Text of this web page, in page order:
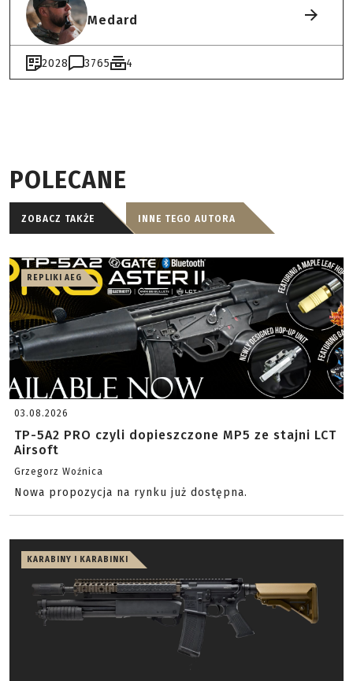
Medard
2028 3765 4
POLECANE
ZOBACZ TAKŻE INNE TEGO AUTORA
REPLIKI AEG
03.08.2026
TP-5A2 PRO czyli dopieszczone MP5 ze stajni LCT
Airsoft
Grzegorz Woźnica
Nowa propozycja na rynku już dostępna.
KARABINY I KARABINKI